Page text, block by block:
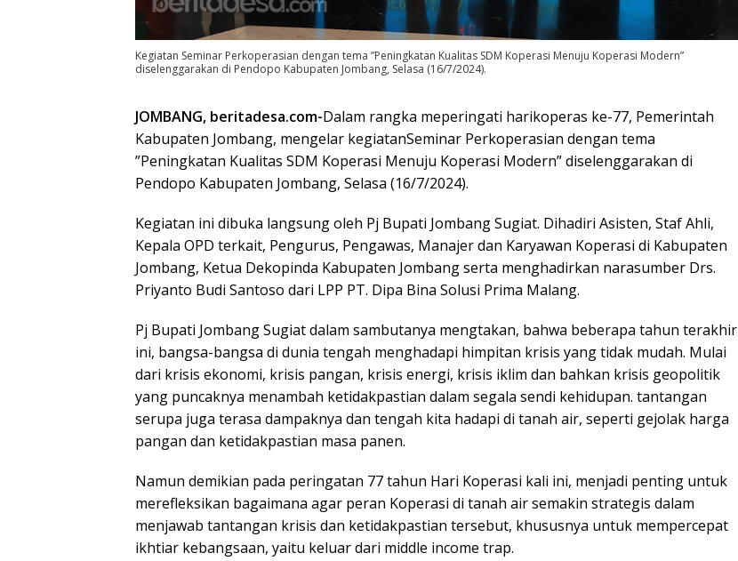
Kegiatan Seminar Perkoperasian dengan tema ”Peningkatan Kualitas SDM Koperasi Menuju Koperasi Modern”
diselenggarakan di Pendopo Kabupaten Jombang, Selasa (16/7/2024).
JOMBANG, beritadesa.com-Dalam rangka meperingati harikoperas ke-77, Pemerintah
Kabupaten Jombang, mengelar kegiatanSeminar Perkoperasian dengan tema
”Peningkatan Kualitas SDM Koperasi Menuju Koperasi Modern” diselenggarakan di
Pendopo Kabupaten Jombang, Selasa (16/7/2024).
Kegiatan ini dibuka langsung oleh Pj Bupati Jombang Sugiat. Dihadiri Asisten, Staf Ahli,
Kepala OPD terkait, Pengurus, Pengawas, Manajer dan Karyawan Koperasi di Kabupaten
Jombang, Ketua Dekopinda Kabupaten Jombang serta menghadirkan narasumber Drs.
Priyanto Budi Santoso dari LPP PT. Dipa Bina Solusi Prima Malang.
Pj Bupati Jombang Sugiat dalam sambutanya mengtakan, bahwa beberapa tahun terakhir
ini, bangsa-bangsa di dunia tengah menghadapi himpitan krisis yang tidak mudah. Mulai
dari krisis ekonomi, krisis pangan, krisis energi, krisis iklim dan bahkan krisis geopolitik
yang puncaknya menambah ketidakpastian dalam segala sendi kehidupan. tantangan
serupa juga terasa dampaknya dan tengah kita hadapi di tanah air, seperti gejolak harga
pangan dan ketidakpastian masa panen.
Namun demikian pada peringatan 77 tahun Hari Koperasi kali ini, menjadi penting untuk
merefleksikan bagaimana agar peran Koperasi di tanah air semakin strategis dalam
menjawab tantangan krisis dan ketidakpastian tersebut, khususnya untuk mempercepat
ikhtiar kebangsaan, yaitu keluar dari middle income trap.